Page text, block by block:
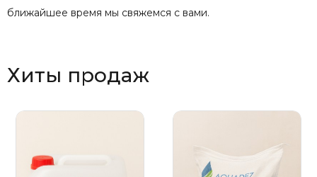
ближайшее время мы свяжемся с вами.
Хиты продаж